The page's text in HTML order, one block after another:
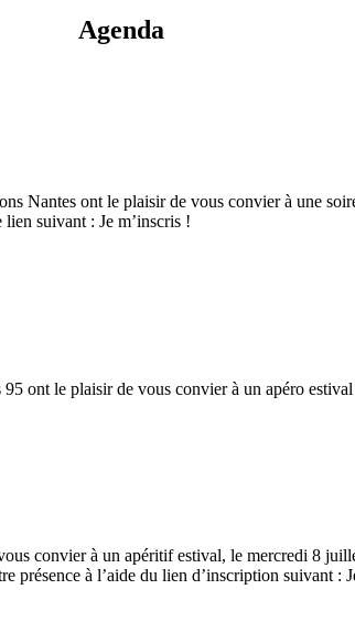
Agenda
Nantes ont le plaisir de vous convier à une
suivant : Je m’inscris !
ont le plaisir de vous convier à un apéro
convier à un apéritif estival, le mercredi 8
présence à l’aide du lien d’inscription suivant :